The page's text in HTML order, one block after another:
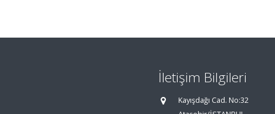
İletişim Bilgileri
Kayışdağı Cad. No:32